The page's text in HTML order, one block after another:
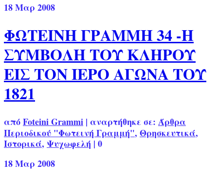
18Μαρ 2008
ΦΩΤΕΙΝΗ ΓΡΑΜΜΗ 34 -Η
ΣΥΜΒΟΛΗ ΤΟΥ ΚΛΗΡΟΥ
ΕΙΣ ΤΟΝ ΙΕΡΟ ΑΓΩΝΑ ΤΟΥ
1821
απόFoteini Grammi | αναρτήθηκε σε: Άρθρα
Περιοδικού "Φωτεινή Γραμμή", Θρησκευτικά,
Ιστορικά, Ψυχωφελή | 0
18Μαρ 2008